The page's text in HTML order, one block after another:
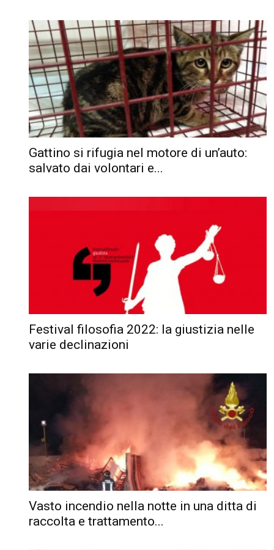
Gattino si rifugia nel motore di un’auto:
salvato dai volontari e...
Festival filosofia 2022: la giustizia nelle
varie declinazioni
Vasto incendio nella notte in una ditta di
raccolta e trattamento...